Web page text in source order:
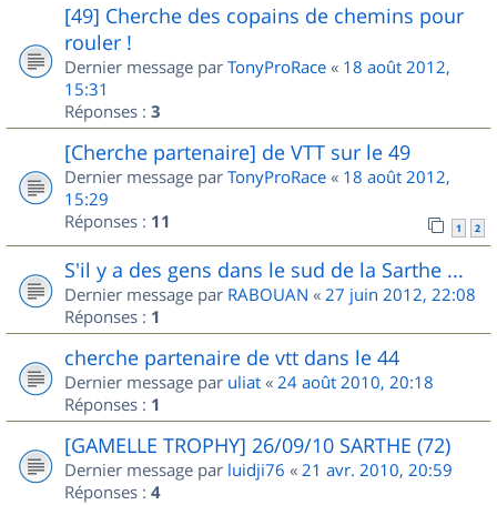
[49] Cherche des copains de chemins pour
rouler !
Dernier message par TonyProRace « 18 août 2012,
15:31
Réponses : 3
[Cherche partenaire] de VTT sur le 49
Dernier message par TonyProRace « 18 août 2012,
15:29
Réponses : 11 1 2
S'il y a des gens dans le sud de la Sarthe ...
Dernier message par RABOUAN « 27 juin 2012, 22:08
Réponses : 1
cherche partenaire de vtt dans le 44
Dernier message par uliat « 24 août 2010, 20:18
Réponses : 1
[GAMELLE TROPHY] 26/09/10 SARTHE (72)
Dernier message par luidji76 « 21 avr. 2010, 20:59
Réponses : 4